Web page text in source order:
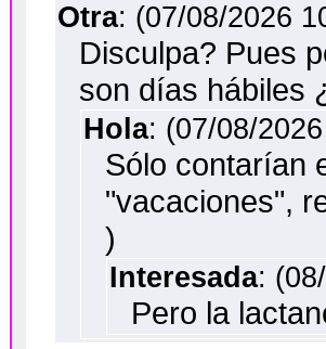
Otra: (07/08/2026
Disculpa? Pues
son días hábiles
Hola: (07/08/
Sólo contarían
"vacaciones",
)
Interesada:
Pero la